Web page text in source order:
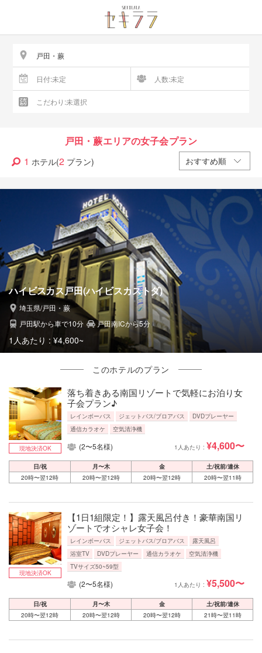
戸田・蕨エリアの女子会プラン
1 ホテル(2 プラン)
ハイビスカス戸田(ハイビスカストダ)
埼玉県/戸田・蕨
戸田駅から車で10分
戸田南ICから5分
1人あたり : ¥4,600~
このホテルのプラン
落ち着きある南国リゾートで気軽にお泊り女
子会プラン♪
レインボーバス ジェットバス/ブロアバス
DVDプレーヤー
通信カラオケ
空気清浄機
(2〜5名様) 1人あたり : ¥4,600〜
現地決済OK
日/祝 月〜木 金
土/祝前/連休
20時〜翌12時
20時〜翌12時 20時〜翌12時 20時〜翌11時
【1日1組限定！】露天風呂付き！豪華南国リ
ゾートでオシャレ女子会！
レインボーバス ジェットバス/ブロアバス
露天風呂
浴室TV
DVDプレーヤー 通信カラオケ
空気清浄機
TVサイズ50~59型
(2〜5名様) 1人あたり : ¥5,500〜
現地決済OK
日/祝 月〜木 金
土/祝前/連休
20時〜翌12時
20時〜翌12時 20時〜翌12時 21時〜翌11時